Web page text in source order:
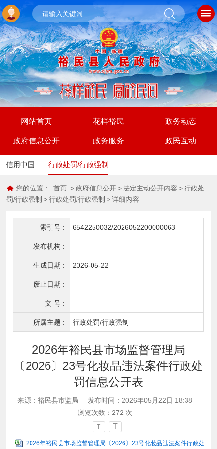
网站首页 花样裕民 政务动态
政府信息公开 政务服务 政民互动
信用中国 行政处罚/行政强制
您的位置： 首页 > 政府信息公开 > 法定主动公开内容 > 行政处
罚/行政强制 > 行政处罚/行政强制 > 详细内容
索引号： 6542250032/2026052200000063
发布机构：
生成日期： 2026-05-22
废止日期：
文 号：
所属主题： 行政处罚/行政强制
2026年裕民县市场监督管理局
〔2026〕23号化妆品违法案件行政处
罚信息公开表
来源：裕民县市监局
发布时间：2026年05月22日 18:38
浏览次数： 272 次
T T
2026年裕民县市场监督管理局〔2026〕23号化妆品违法案件行政处